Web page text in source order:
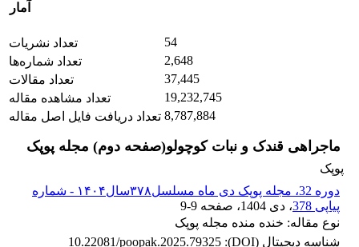
آمار
تعداد نشریات
54
تعداد شماره‌ها
2,648
تعداد مقالات
37,445
تعداد مشاهده مقاله
19,232,745
تعداد دریافت فایل اصل مقاله 8,787,884
ماجراهی قندک و نبات کوچولو(صفحه دوم) مجله پوپک
پوپک
دوره 32، مجله پوپک دی ماه مسلسل۳۷۸سال۱۴۰۴ - شماره
پیاپی 378
، دی 1404 ، صفحه 9-9
نوع مقاله: خنده منده مجله پوپک
شناسه دیجیتال (DOI):
10.22081/poopak.2025.79325